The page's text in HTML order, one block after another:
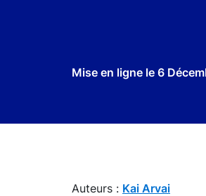
Mise en ligne le 6
Auteurs : Kai Arvai